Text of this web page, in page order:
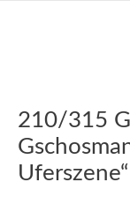
210/315
Uferszene“